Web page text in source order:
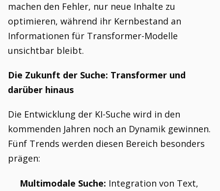
machen den Fehler, nur neue Inhalte zu
optimieren, während ihr Kernbestand an
Informationen für Transformer-Modelle
unsichtbar bleibt.
Die Zukunft der Suche: Transformer und
darüber hinaus
Die Entwicklung der KI-Suche wird in den
kommenden Jahren noch an Dynamik gewinnen.
Fünf Trends werden diesen Bereich besonders
prägen:
Multimodale Suche: Integration von Text,